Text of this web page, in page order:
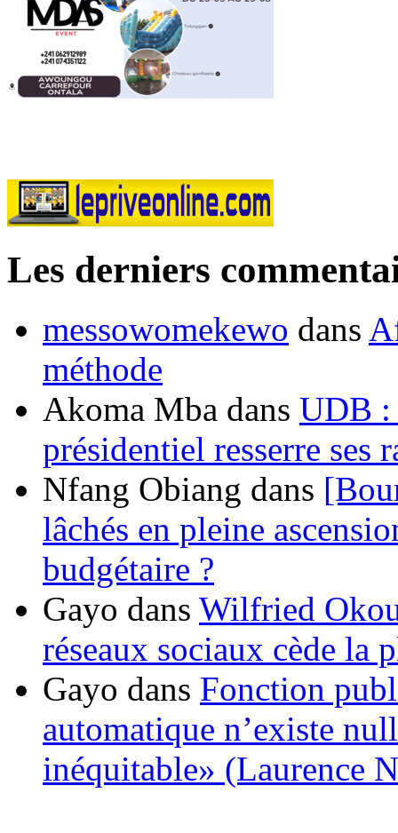
Les derniers
messowomekewo dans
méthode
Akoma Mba dans UDB :
présidentiel resserre ses
Nfang Obiang dans
lâchés en pleine
budgétaire ?
Gayo dans Wilfried
réseaux sociaux cède la
Gayo dans Fonction
automatique n’existe
inéquitable» (Laurence